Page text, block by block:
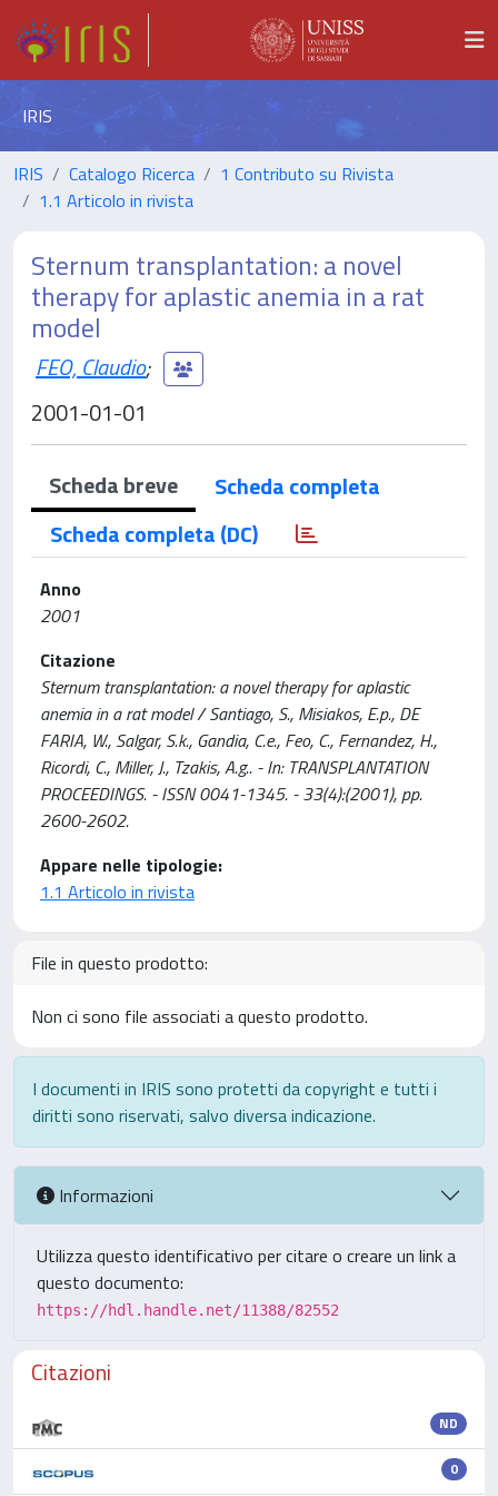
IRIS
IRIS Catalogo Ricerca
1 Contributo su Rivista
1.1 Articolo in rivista
Sternum transplantation: a novel
therapy for aplastic anemia in a rat
model
FEO, Claudio;
2001-01-01
Scheda breve
Scheda completa
Scheda completa (DC)
Anno
2001
Citazione
Sternum transplantation: a novel therapy for aplastic
anemia in a rat model / Santiago, S., Misiakos, E.p., DE
FARIA, W., Salgar, S.k., Gandia, C.e., Feo, C., Fernandez, H.,
Ricordi, C., Miller, J., Tzakis, A.g.. - In: TRANSPLANTATION
PROCEEDINGS. - ISSN 0041-1345. - 33(4):(2001), pp.
2600-2602.
Appare nelle tipologie:
1.1 Articolo in rivista
File in questo prodotto:
Non ci sono file associati a questo prodotto.
I documenti in IRIS sono protetti da copyright e tutti i
diritti sono riservati, salvo diversa indicazione.
Informazioni
Utilizza questo identificativo per citare o creare un link a
questo documento:
https://hdl.handle.net/11388/82552
Citazioni
ND
0